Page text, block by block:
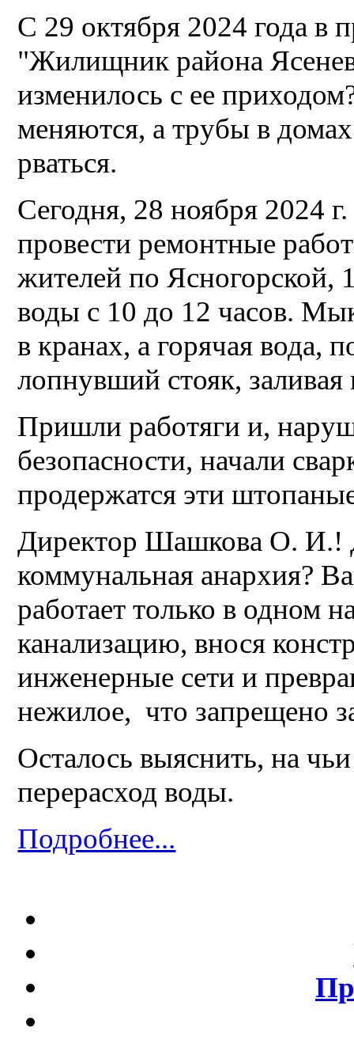
С 29 октября 2024 года в
"Жилищник района
изменилось с ее
меняются, а трубы в
рваться.
Сегодня, 28 ноября 2024
провести ремонтные
жителей по Ясногорской,
воды с 10 до 12 часов.
в кранах, а горячая вода,
лопнувший стояк,
Пришли работяги и,
безопасности, начали
продержатся эти
Директор Шашкова О. И.!
коммунальная анархия?
работает только в одном
канализацию, внося
инженерные сети и
нежилое, что запрещено
Осталось выяснить, на
перерасход воды.
Подробнее...